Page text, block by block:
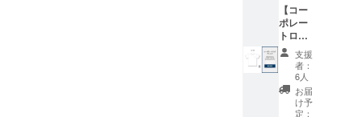
ことご
了承く
ださ
い。
ブ/シト
ラ
ス）、
バスソ
ルト
（レモ
ンハー
ブ） ※
す。 ・
サイズ
展開：
S, M, L
・カ
ラー展
開：ブ
ラッ
ク、ネ
【コー
ポレー
トロゴT
シャ
ツ】 灯
屋合同
会社の
コーポ
レート
支援
者：
6人
お届
け予
定：